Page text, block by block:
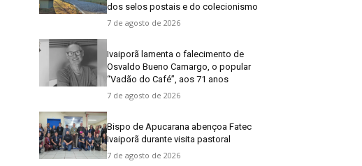
dos selos postais e do colecionismo
7 de agosto de 2026
Ivaiporã lamenta o falecimento de
Osvaldo Bueno Camargo, o popular
“Vadão do Café”, aos 71 anos
7 de agosto de 2026
Bispo de Apucarana abençoa Fatec
Ivaiporã durante visita pastoral
7 de agosto de 2026